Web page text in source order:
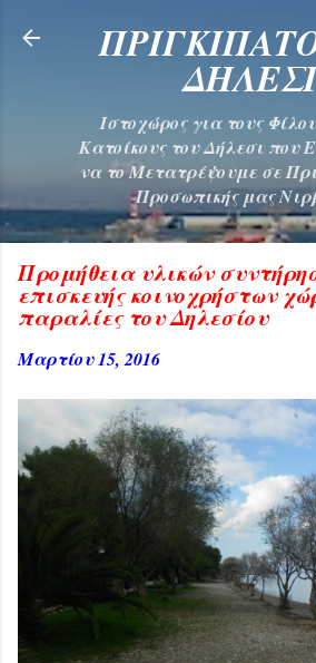
Μετάβαση στο κύριο
ΔΗΛΕΣΙ
Ιστοχώρος για τους
Κατοίκους του Δήλεσι που
να το Μετατρέψουμε σε
Προσωπικής μας
Προμήθεια υλικών
επισκευής κοινοχρήστων
παραλίες του Δηλεσίου
Μαρτίου 15, 2016